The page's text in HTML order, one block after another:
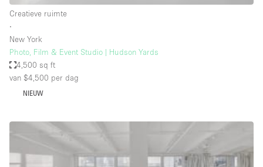
Dakterras
Drankvergunning
Etalage
Haussmann-stijl
Industrieel
Creatieve ruimte
∙
New York
Photo, Film & Event Studio | Hudson Yards
4,500 sq ft
van $4,500 per dag
NIEUW